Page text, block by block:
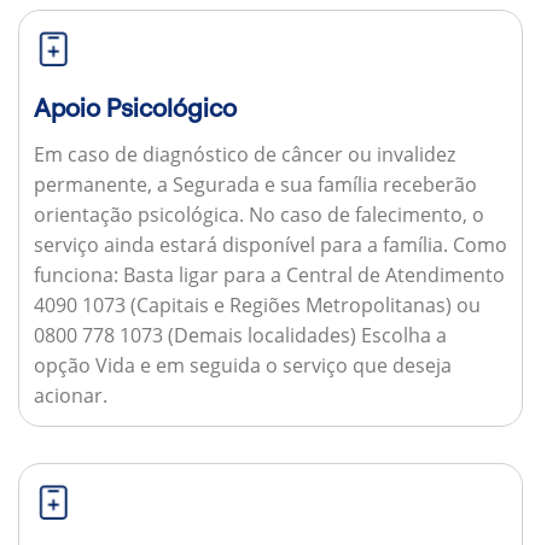
Apoio Psicológico
Em caso de diagnóstico de câncer ou invalidez
permanente, a Segurada e sua família receberão
orientação psicológica. No caso de falecimento, o
serviço ainda estará disponível para a família. Como
funciona: Basta ligar para a Central de Atendimento
4090 1073 (Capitais e Regiões Metropolitanas) ou
0800 778 1073 (Demais localidades) Escolha a
opção Vida e em seguida o serviço que deseja
acionar.